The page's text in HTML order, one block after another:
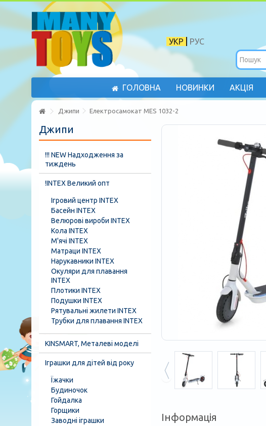
РУС
УКР
ГОЛОВНА НОВИНКИ АКЦІЯ
Джипи Електросамокат MES 1032-2
Інформація
Джипи
!!! NEW Надходження за
тиждень
!INTEX Великий опт
Ігровий центр INTEX
Басейн INTEX
Велюрові вироби INTEX
Кола INTEX
М'ячі INTEX
Матраци INTEX
Нарукавники INTEX
Окуляри для плавання
INTEX
Плотики INTEX
Подушки INTEX
Рятувальні жилети INTEX
Трубки для плавання INTEX
KINSMART, Металеві моделі
Іграшки для дітей від року
Їжачки
Будиночок
Гойдалка
Горщики
Заводні іграшки